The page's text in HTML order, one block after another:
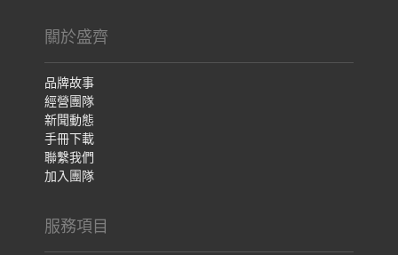
關於盛齊
品牌故事
經營團隊
新聞動態
手冊下載
聯繫我們
加入團隊
服務項目